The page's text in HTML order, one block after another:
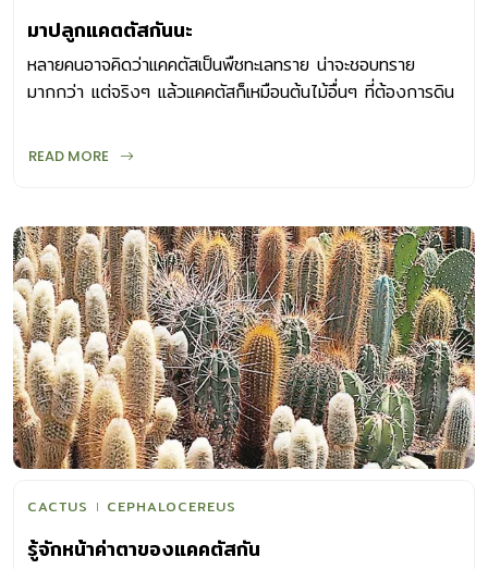
หรือวัสดุปลูก ดินที่โปร่ง ร่วนซุยจะระบายน้ำได้ดีกว่าดินที่เหนียว
หรืออัดแน่นอยู่ในกระถาง –ขนาดของกระถางหรือภาชนะปลูก
ถ้ากระถางใหญ่ใส่ดินหรือวัสดุปลูกมากจะอุ้มความชื้นไว้นานกว่า
กระถางดินเผาจะระบายน้ำและอากาศได้ดีกว่า วัสดุปลูกอาจแห้ง
มาปลูกแคตตัสกันนะ
หลายคนอาจคิดว่าแคคตัสเป็นพืชทะเลทราย น่าจะชอบทราย
มากกว่า แต่จริงๆ แล้วแคคตัสก็เหมือนต้นไม้อื่นๆ ที่ต้องการดิน
ขยาย ต้นจะได้เจริญเติบโต นอกจากนี้ก็ควรระบายน้ำดี ไม่อุ้ม
ต้องการวัสดุปลูกแตกต่างกัน การผสมวัสดุปลูกให้เหมาะสมจึง
เป็นเรื่องน่าสนุกสำหรับนักเล่นแคคตัส หากคุณต้องการเป็นนัก
เล่นแคคตัสตัวจริงก็ต้องหมั่นสังเกตลักษณะนิสัยของแคคตัสที่
ปลูก หาข้อมูลจากนักเล่นรุ่นพี่แล้วลองผสม แต่สำหรับมือใหม่ เรา
มีวัสดุปลูกมาแนะนำดังนี้ สูตรที่ 1 ดินร่วน 2 ส่วน ทรายหยาบ 3
ส่วน ถ่านป่น 1 ส่วน ใบไม้ผุหรือปุ๋ยหมัก 1 ส่วน สูตรที่ 2 ดิน
ร่วน 1 ส่วน ทรายหยาบ 1 ส่วน ถ่านป่น 1 ส่วน สูตรที่ 3 ดิน
ร่วน 1 ส่วน ทรายหยาบ 3 ส่วน ถ่านป่น 1 […]
READ MORE
CACTUS CEPHALOCEREUS
รู้จักหน้าค่าตาของแคคตัสกัน